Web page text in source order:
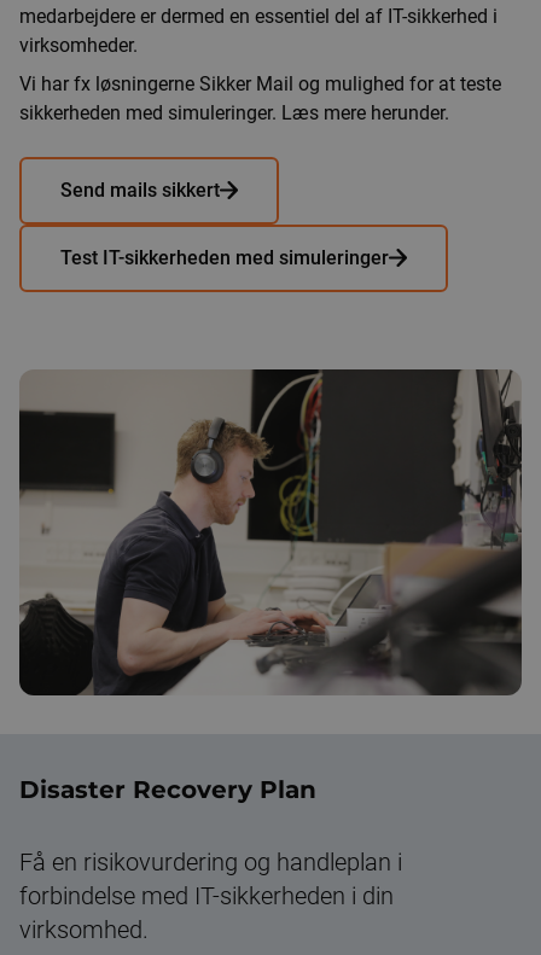
medarbejdere er dermed en essentiel del af IT-sikkerhed i
virksomheder.
Vi har fx løsningerne Sikker Mail og mulighed for at teste
sikkerheden med simuleringer. Læs mere herunder.
Send mails sikkert
Test IT-sikkerheden med simuleringer
Disaster Recovery Plan
Få en risikovurdering og handleplan i
forbindelse med IT-sikkerheden i din
virksomhed.